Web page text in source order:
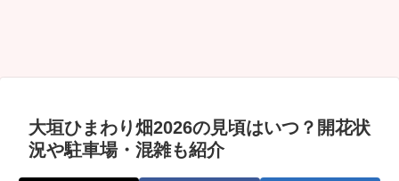
大垣ひまわり畑2026の見頃はいつ？開花状
況や駐車場・混雑も紹介